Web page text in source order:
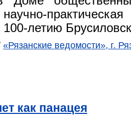
летию
«Рязанские ведомости», г.
как панацея